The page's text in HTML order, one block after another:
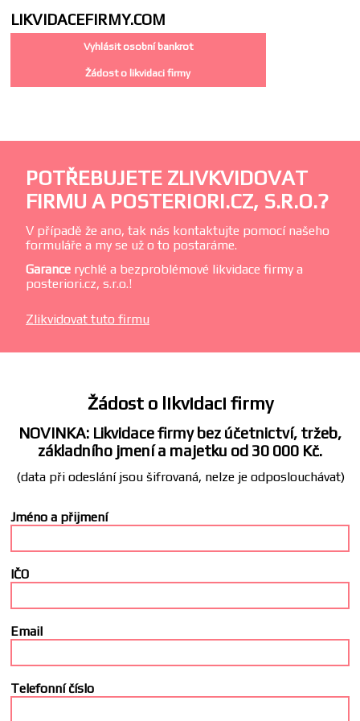
LIKVIDACEFIRMY.COM
Vyhlásit osobní bankrot
Žádost o likvidaci firmy
POTŘEBUJETE ZLIVKVIDOVAT
FIRMU A POSTERIORI.CZ, S.R.O.?
V případě že ano, tak nás kontaktujte pomocí našeho
formuláře a my se už o to postaráme.
Garance rychlé a bezproblémové likvidace firmy a
posteriori.cz, s.r.o.!
Zlikvidovat tuto firmu
Žádost o likvidaci firmy
NOVINKA: Likvidace firmy bez účetnictví, tržeb,
základního jmení a majetku od 30 000 Kč.
(data při odeslání jsou šifrovaná, nelze je odposlouchávat)
Jméno a přijmení
IČO
Email
Telefonní číslo